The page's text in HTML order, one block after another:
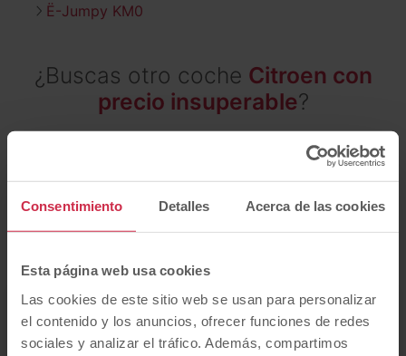
Consentimiento Detalles Acerca de las cookies
Esta página web usa cookies
Las cookies de este sitio web se usan para personalizar
el contenido y los anuncios, ofrecer funciones de redes
sociales y analizar el tráfico. Además, compartimos
Ë-Jumpy KM0
¿Buscas otro coche Citroen con
precio insuperable?
¿Quieres descubrir nuestra selección de coches
kilómetros
¿Quétipo de cochebuscas?